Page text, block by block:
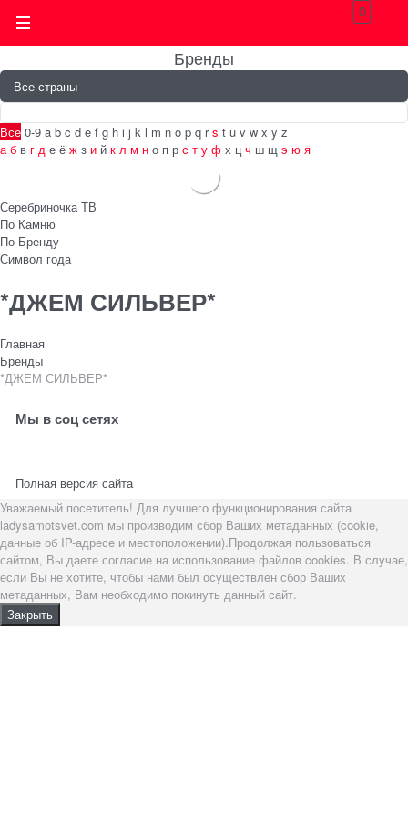
0
Бренды
Все 0-9 a b c d e f g h i j k l m n o p q r s t u v w x y z
аб в г д е ё ж з и й к л м н о п р с т у ф х ц ч ш щ э ю я
Серебриночка ТВ
По Камню
По Бренду
Символ года
*ДЖЕМ СИЛЬВЕР*
Главная
Бренды
*ДЖЕМ СИЛЬВЕР*
Мы в соц сетях
Полная версия сайта
Уважаемый посетитель! Для лучшего функционирования сайта
ladysamotsvet.com мы производим сбор Ваших метаданных (cookie,
данные об IP-адресе и местоположении).Продолжая пользоваться
сайтом, Вы даете согласие на использование файлов cookies. В случае,
если Вы не хотите, чтобы нами был осуществлён сбор Ваших
метаданных, Вам необходимо покинуть данный сайт.
Закрыть